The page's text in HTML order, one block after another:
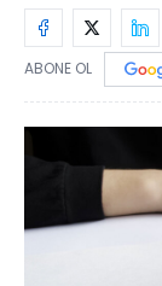
ABONE OL